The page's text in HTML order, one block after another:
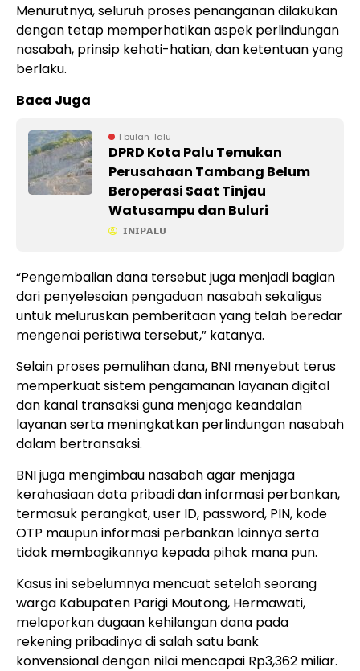
Menurutnya, seluruh proses penanganan dilakukan
dengan tetap memperhatikan aspek perlindungan
nasabah, prinsip kehati-hatian, dan ketentuan yang
berlaku.
Baca Juga
1 bulan lalu
DPRD Kota Palu Temukan
Perusahaan Tambang Belum
Beroperasi Saat Tinjau
Watusampu dan Buluri
𝗜𝗡𝗜𝗣𝗔𝗟𝗨
“Pengembalian dana tersebut juga menjadi bagian
dari penyelesaian pengaduan nasabah sekaligus
untuk meluruskan pemberitaan yang telah beredar
mengenai peristiwa tersebut,” katanya.
Selain proses pemulihan dana, BNI menyebut terus
memperkuat sistem pengamanan layanan digital
dan kanal transaksi guna menjaga keandalan
layanan serta meningkatkan perlindungan nasabah
dalam bertransaksi.
BNI juga mengimbau nasabah agar menjaga
kerahasiaan data pribadi dan informasi perbankan,
termasuk perangkat, user ID, password, PIN, kode
OTP maupun informasi perbankan lainnya serta
tidak membagikannya kepada pihak mana pun.
Kasus ini sebelumnya mencuat setelah seorang
warga Kabupaten Parigi Moutong, Hermawati,
melaporkan dugaan kehilangan dana pada
rekening pribadinya di salah satu bank
konvensional dengan nilai mencapai Rp3,362 miliar.